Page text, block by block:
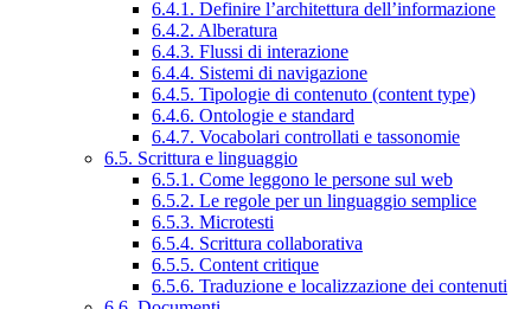
6.4.1. Definire l’architettura dell’informazione
6.4.2. Alberatura
6.4.3. Flussi di interazione
6.4.4. Sistemi di navigazione
6.4.5. Tipologie di contenuto (content type)
6.4.6. Ontologie e standard
6.4.7. Vocabolari controllati e tassonomie
6.5. Scrittura e linguaggio
6.5.1. Come leggono le persone sul web
6.5.2. Le regole per un linguaggio semplice
6.5.3. Microtesti
6.5.4. Scrittura collaborativa
6.5.5. Content critique
6.5.6. Traduzione e localizzazione dei contenuti